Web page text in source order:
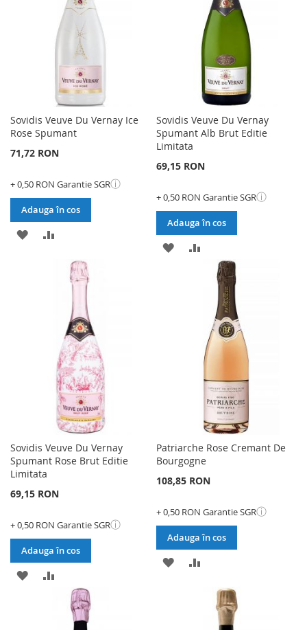
DORINTE
DORINTE
Sovidis Veuve Du Vernay Ice
Rose Spumant
71,72 RON
+ 0,50 RON Garantie SGRⓘ
Adauga în cos
ADAUGATI
DORINTE
PENTRU
COMPARARE
Sovidis Veuve Du Vernay
Spumant Alb Brut Editie
Limitata
69,15 RON
+ 0,50 RON Garantie SGRⓘ
Adauga în cos
ADAUGATI
DORINTE
PENTRU
COMPARARE
Sovidis Veuve Du Vernay
Spumant Rose Brut Editie
Limitata
69,15 RON
+ 0,50 RON Garantie SGRⓘ
Adauga în cos
ADAUGATI
PENTRU
COMPARARE
Patriarche Rose Cremant De
Bourgogne
108,85 RON
+ 0,50 RON Garantie SGRⓘ
Adauga în cos
ADAUGATI
PENTRU
COMPARARE